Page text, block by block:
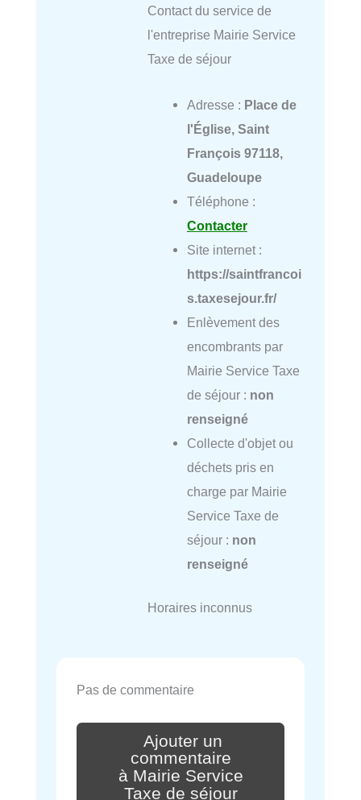
Contact du service de
l'entreprise Mairie Service
Taxe de séjour
Adresse : Place de
l'Église, Saint
François 97118,
Guadeloupe
Téléphone :
Contacter
Site internet :
https://saintfrancoi
s.taxesejour.fr/
Enlèvement des
encombrants par
Mairie Service Taxe
de séjour : non
renseigné
Collecte d'objet ou
déchets pris en
charge par Mairie
Service Taxe de
séjour : non
renseigné
Horaires inconnus
Pas de commentaire
Ajouter un
commentaire
à Mairie Service
Taxe de séjour